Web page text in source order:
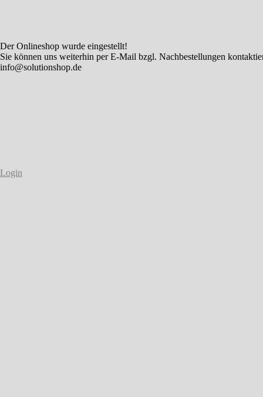
Der Onlineshop wurde eingestellt!
Sie können uns weiterhin per E-Mail bzgl. Nachbestellungen
info@solutionshop.de
Login